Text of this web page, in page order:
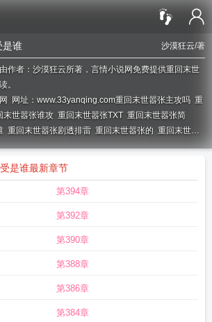
沙漠狂云/著
是谁
作者：沙漠狂云所著，言情小说网免费提供重回末世
。
网址：www.33yanqing.com重回末世嚣张主攻吗 重
末世嚣张谁攻 重回末世嚣张TXT 重回末世嚣张简
重回末世嚣张剧透排雷 重回末世嚣张的 重回末世嚣
嚣张晋江文学城重回末世嚣张谁是攻重回末世嚣张讲
回末世嚣张免费阅读
末世嚣张受是谁重回末世嚣张 沙漠狂云
是谁最新章节
第394章
第392章
第390章
第388章
第386章
第384章